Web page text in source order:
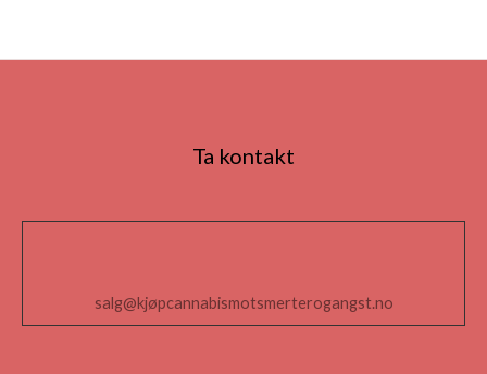
Ta kontakt
salg@kjøpcannabismotsmerterogangst.no